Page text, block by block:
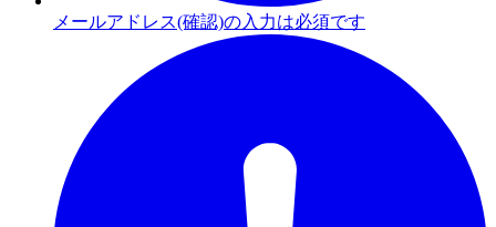
メールアドレス(確認)の入力は必須です